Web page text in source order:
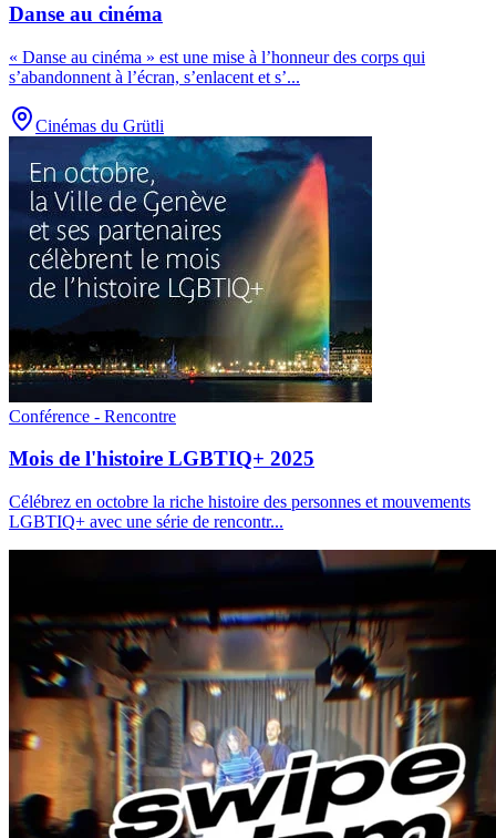
Danse au cinéma
« Danse au cinéma » est une mise à l’honneur des corps qui
s’abandonnent à l’écran, s’enlacent et s’...
Cinémas du Grütli
Conférence - Rencontre
Mois de l'histoire LGBTIQ+ 2025
Célébrez en octobre la riche histoire des personnes et mouvements
LGBTIQ+ avec une série de rencontr...